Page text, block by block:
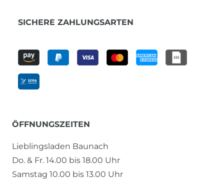
SICHERE ZAHLUNGSARTEN
ÖFFNUNGSZEITEN
Lieblingsladen Baunach
Do. & Fr. 14.00 bis 18.00 Uhr
Samstag 10.00 bis 13.00 Uhr